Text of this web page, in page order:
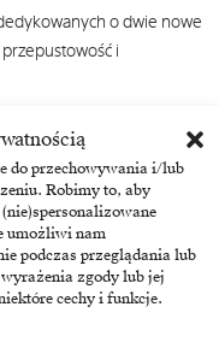
do przechowywania i/lub
Robimy to, aby
umożliwi nam
podczas przeglądania lub
zgody lub jej
cechy i funkcje.
o dwie nowe
i